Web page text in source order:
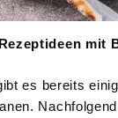
mit
es bereits